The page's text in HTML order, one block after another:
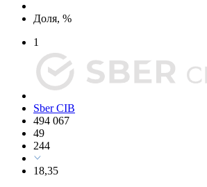
Доля, %
1
Sber CIB
494 067
49
244
18,35